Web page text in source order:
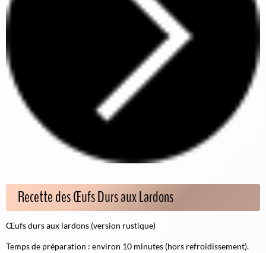
Recette des Œufs Durs aux Lardons
Œufs durs aux lardons (version rustique)
Temps de préparation : environ 10 minutes (hors refroidissement).